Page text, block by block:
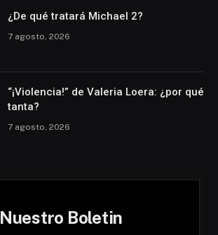
¿De qué tratará Michael 2?
7 agosto, 2026
“¡Violencia!” de Valeria Loera: ¿por qué
tanta?
7 agosto, 2026
Nuestro Boletin